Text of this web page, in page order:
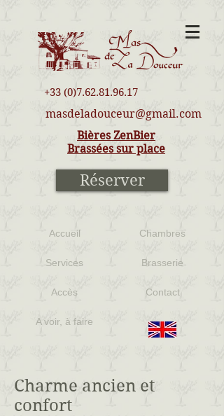
+33 (0)7.62.81.96.17
masdeladouceur@gmail.com
Bières ZenBier
Brassées sur place
Réserver
Accueil Chambres
Brasserie
Services
Accès Contact
A voir, à faire
Charme ancien et
confort